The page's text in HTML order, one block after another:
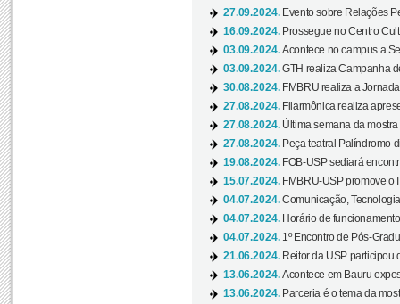
27.09.2024. Evento sobre Relações
16.09.2024. Prossegue no Centro
03.09.2024.Acontece no campus a
03.09.2024.GTH realiza Campanha
30.08.2024. FMBRU realiza a
27.08.2024. Filarmônica realiza
27.08.2024. Última semana da
27.08.2024. Peça teatral Palíndromo
19.08.2024. FOB-USP sediará
15.07.2024. FMBRU-USP promove o
04.07.2024.Comunicação,
04.07.2024. Horário de
04.07.2024. 1º Encontro de Pós-
21.06.2024. Reitor da USP participou
13.06.2024.Acontece em Bauru
13.06.2024. Parceria é o tema da